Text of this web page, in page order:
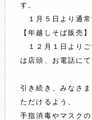
す。
１月５日より通常
【年越しそば販売】
１２月１日よりご
は店頭、お電話にて
引き続き、みなさ
ただけるよう、
手指消毒やマスク